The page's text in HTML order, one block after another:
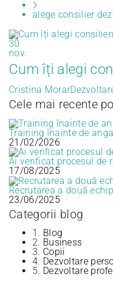
alege consilier
30
nov.
Cum îți alegi
Cristina Morar
Cele mai recente
Training înainte de
21/02/2026
Ai verificat procesul de
17/08/2025
Recrutarea a două
23/06/2025
Categorii blog
1. Blog
2. Business
3. Copii
4. Dezvoltare
5. Dezvoltare